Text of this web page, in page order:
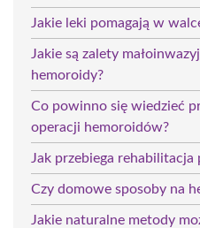
Jakie leki pomagają w
Jakie są zalety
hemoroidy?
Co powinno się wiedzieć
operacji hemoroidów?
Jak przebiega
Czy domowe sposoby na
Jakie naturalne metody